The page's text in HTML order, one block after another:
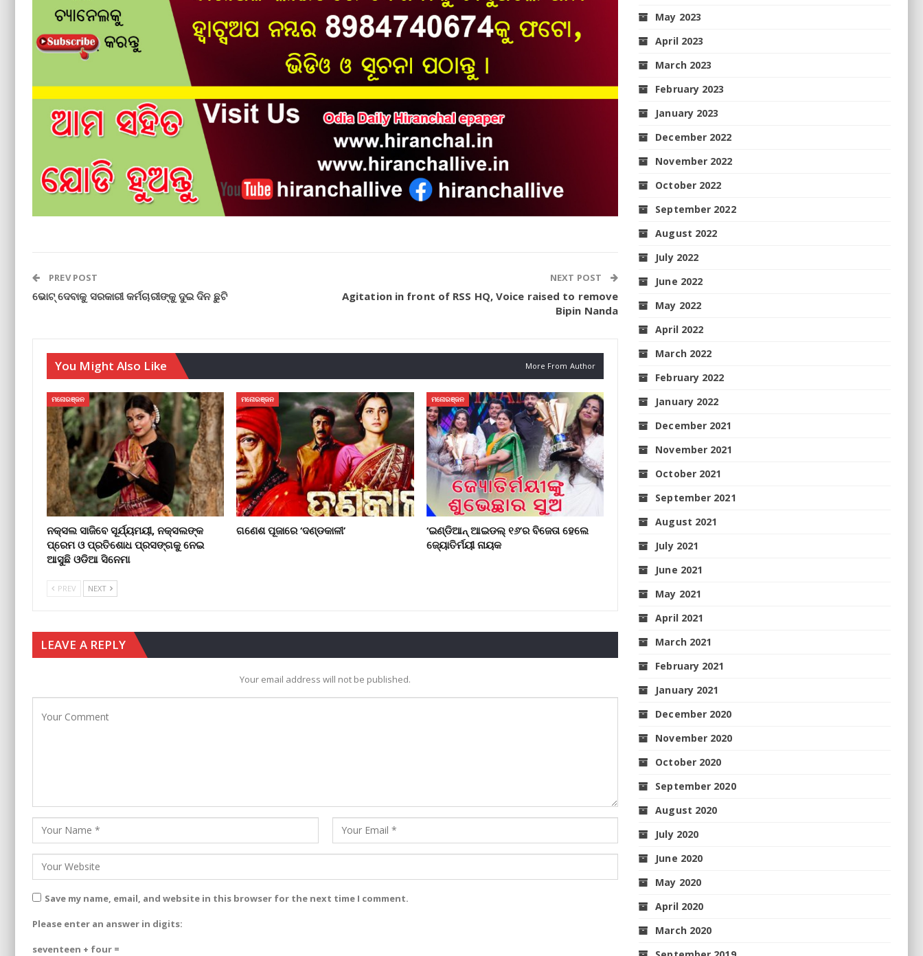
PREV POST
ଭୋଟ୍‌ ଦେବାକୁ ସରକାରୀ କର୍ମଚାରୀଙ୍କୁ ଦୁଇ ଦିନ ଛୁଟି
NEXT POST
Agitation in front of RSS HQ, Voice raised to remove
Bipin Nanda
You Might Also Like More From Author
ମନୋରଞ୍ଜନ
ନକ୍ସଲ ସାଜିବେ ସୂର୍ଯ୍ୟମୟୀ, ନକ୍ସଲଙ୍କ
ପ୍ରେମ ଓ ପ୍ରତିଶୋଧ ପ୍ରସଙ୍ଗକୁ ନେଇ
ଆସୁଛି ଓଡିଆ ସିନେମା
ମନୋରଞ୍ଜନ
ଗଣେଶ ପୂଜାରେ ‘ଦଣ୍ଡକାଳୀ’
ମନୋରଞ୍ଜନ
‘ଇଣ୍ଡିଆନ୍ ଆଇଡଲ୍ ୧୬’ର ବିଜେତା ହେଲେ
ଜ୍ୟୋତିର୍ମୟୀ ନାୟକ
PREV NEXT
LEAVE A REPLY
Your email address will not be published.
Save my name, email, and website in this browser for the next time I comment.
Please enter an answer in digits:
seventeen + four =
May 2023
April 2023
March 2023
February 2023
January 2023
December 2022
November 2022
October 2022
September 2022
August 2022
July 2022
June 2022
May 2022
April 2022
March 2022
February 2022
January 2022
December 2021
November 2021
October 2021
September 2021
August 2021
July 2021
June 2021
May 2021
April 2021
March 2021
February 2021
January 2021
December 2020
November 2020
October 2020
September 2020
August 2020
July 2020
June 2020
May 2020
April 2020
March 2020